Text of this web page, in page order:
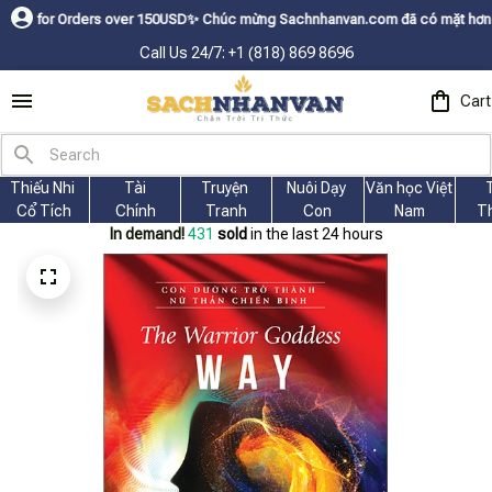
over 150USDㅤ✨Chúc mừng Sachnhanvan.com đã có mặt hơn 200 quốc
Call Us 24/7: +1 (818) 869 8696
Cart
Thiếu Nhi
Cổ Tích
Tài
Chính
Truyện
Tranh
Nuôi Dạy
Con
Văn học Việt
Nam
In demand! 432 sold in the last 24 hours